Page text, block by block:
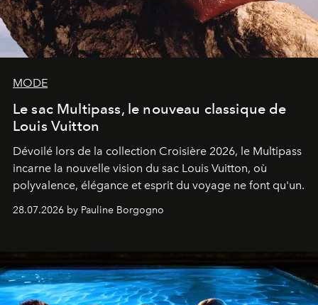
MODE
Le sac Multipass, le nouveau classique de
Louis Vuitton
Dévoilé lors de la collection Croisière 2026, le Multipass
incarne la nouvelle vision du sac Louis Vuitton, où
polyvalence, élégance et esprit du voyage ne font qu'un.
28.07.2026 by Pauline Borgogno